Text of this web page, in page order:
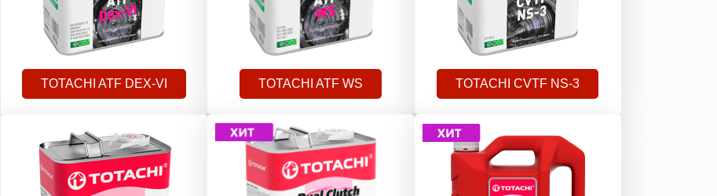
TOTACHI ATF DEX-VI TOTACHI ATF WS TOTACHI CVTF NS-3